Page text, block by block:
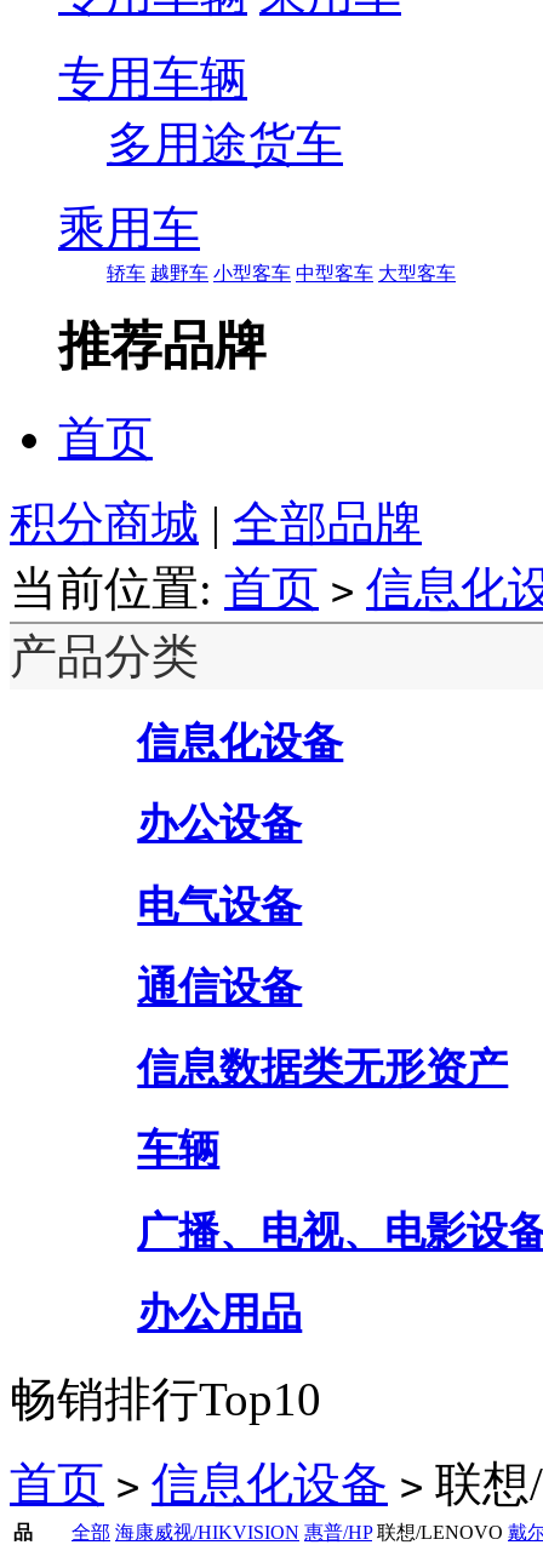
专用车辆
多用途货车
乘用车
轿车 越野车 小型客车 中型客车 大型客车
推荐品牌
首页
积分商城 | 全部品牌
当前位置: 首页 > 信息化
产品分类
信息化设备
办公设备
电气设备
通信设备
信息数据类无形资产
车辆
广播、电视、电影设
办公用品
畅销排行Top10
首页 > 信息化设备 > 联想
品
全部 海康威视/HIKVISION 惠普/HP 联想/LENOVO 戴